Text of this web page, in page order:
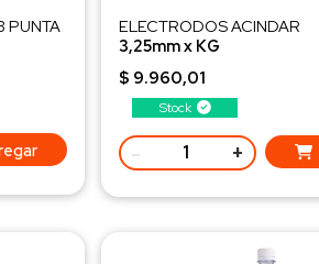
PUNTA
Stock
ELECTRODOS ACINDAR
3,25mm x KG
6013 - Punta Azul
$ 9.960,01
- +